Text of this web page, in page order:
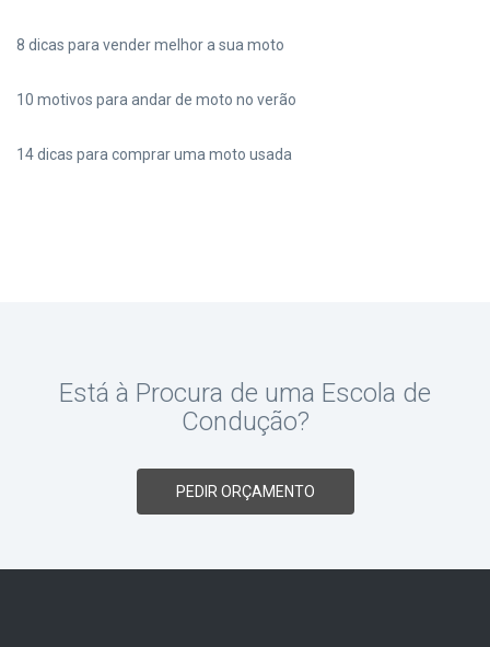
8 dicas para vender melhor a sua moto
10 motivos para andar de moto no verão
14 dicas para comprar uma moto usada
Está à Procura de uma Escola de
Condução?
PEDIR ORÇAMENTO